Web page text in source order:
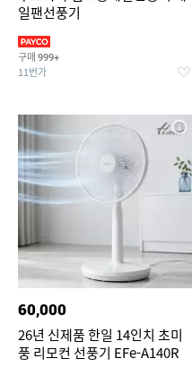
일팬선풍기
구매 999+
11번가
60,000
26년 신제품 한일 14인치 초미
풍 리모컨 선풍기 EFe-A140R